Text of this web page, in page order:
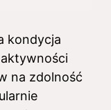
kondycja
na zdolność